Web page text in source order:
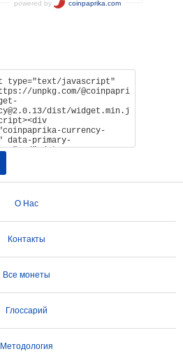
О Нас
Контакты
Все монеты
Глоссарий
Методология